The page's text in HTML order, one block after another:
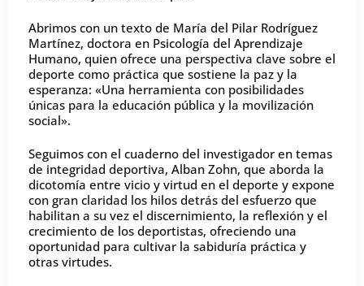
Abrimos con un texto de María del Pilar Rodríguez
Martínez, doctora en Psicología del Aprendizaje
Humano, quien ofrece una perspectiva clave sobre el
deporte como práctica que sostiene la paz y la
esperanza: «Una herramienta con posibilidades
únicas para la educación pública y la movilización
social».
Seguimos con el cuaderno del investigador en temas
de integridad deportiva, Alban Zohn, que aborda la
dicotomía entre vicio y virtud en el deporte y expone
con gran claridad los hilos detrás del esfuerzo que
habilitan a su vez el discernimiento, la reflexión y el
crecimiento de los deportistas, ofreciendo una
oportunidad para cultivar la sabiduría práctica y
otras virtudes.